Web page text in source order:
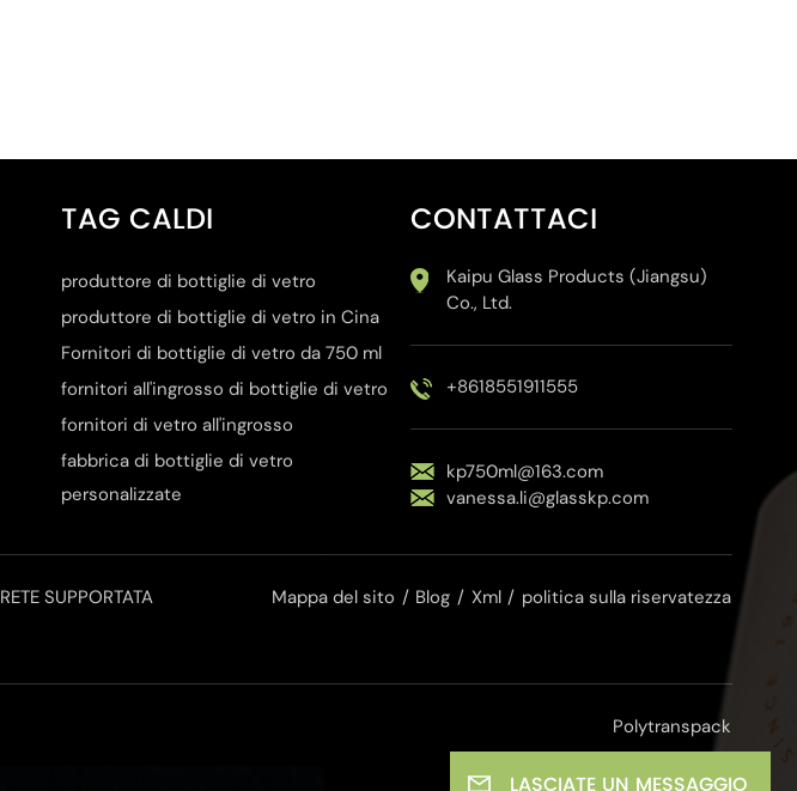
TAG CALDI
produttore di bottiglie di vetro
produttore di bottiglie di vetro in Cina
Fornitori di bottiglie di vetro da 750 ml
fornitori all'ingrosso di bottiglie di vetro
fornitori di vetro all'ingrosso
fabbrica di bottiglie di vetro
personalizzate
CONTATTACI
Kaipu Glass Products (Jiangsu)
Co., Ltd.
+8618551911555
kp750ml@163.com
vanessa.li@glasskp.com
RETE SUPPORTATA Mappa del sito / Blog / Xml / politica sulla riservatezza
Polytranspack